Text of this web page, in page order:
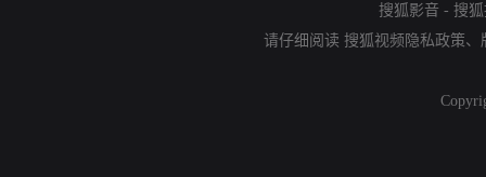
搜狐影音 - 搜
请仔细阅读 搜狐视频隐私政策、